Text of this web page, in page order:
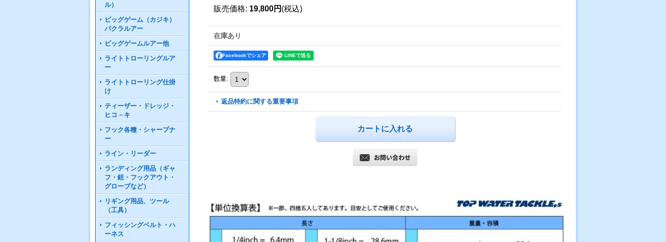
ル）
ビッグゲーム（カジキ）
パクラルアー
ビッグゲームルアー他
ライトトローリングルア
ー
ライトトローリング仕掛
け
ティーザー・ドレッジ・
ヒコ－キ
フック各種・シャープナ
ー
ライン・リーダー
ランディング用品（ギャ
フ・銛・フックアウト・
グローブなど）
リギング用品、ツール
（工具）
フィッシングベルト・ハ
ーネス
販売価格: 19,800円 (税込)
在庫あり
Facebookでシェア
数量:
返品特約に関する重要事項